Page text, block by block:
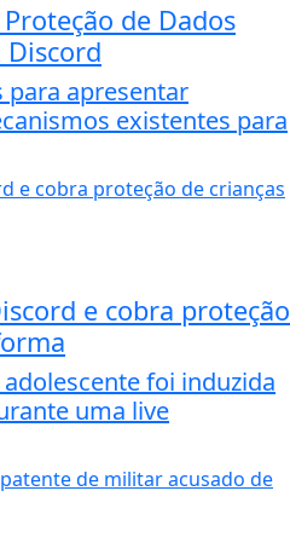
de Dados
para apresentar
existentes para
e cobra proteção
foi induzida
uma live